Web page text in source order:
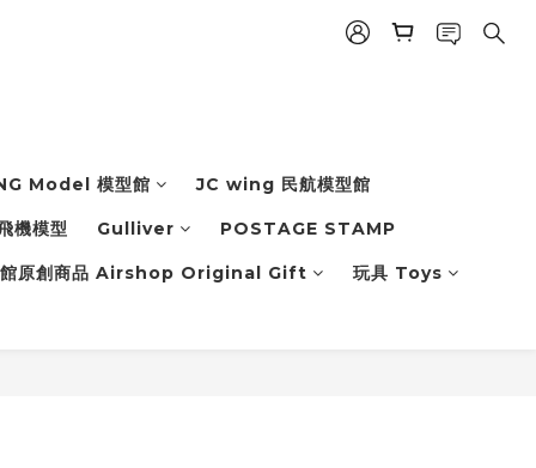
Model 模型館 JC wing 民航模型館
機模型 Gulliver POSTAGE STAMP
館原創商品 Airshop Original Gift 玩具 Toys